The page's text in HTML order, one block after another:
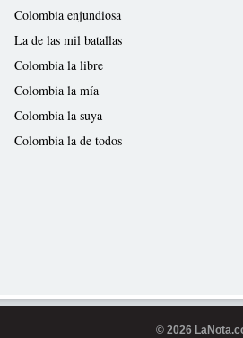
Colombia enjundiosa
La de las mil batallas
Colombia la libre
Colombia la mía
Colombia la suya
Colombia la de todos
© 2026